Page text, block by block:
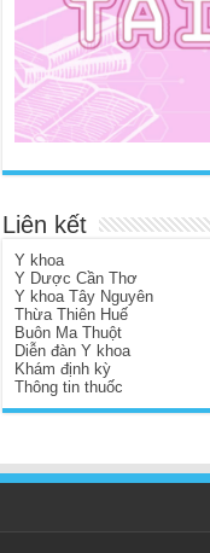
Liên kết
Y khoa
Y Dược Cần Thơ
Y khoa Tây Nguyên
Thừa Thiên Huế
Buôn Ma Thuột
Diễn đàn Y khoa
Khám định kỳ
Thông tin thuốc